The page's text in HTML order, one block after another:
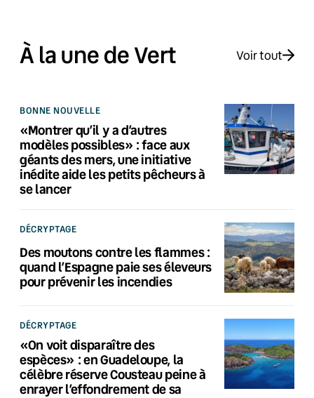
À la une de Vert Voir tout
BONNE NOUVELLE
«Montrer qu’il y a d’autres
modèles possibles» : face aux
géants des mers, une initiative
inédite aide les petits pêcheurs à
se lancer
DÉCRYPTAGE
Des moutons contre les flammes :
quand l’Espagne paie ses éleveurs
pour prévenir les incendies
DÉCRYPTAGE
«On voit disparaître des
espèces» : en Guadeloupe, la
célèbre réserve Cousteau peine à
enrayer l’effondrement de sa